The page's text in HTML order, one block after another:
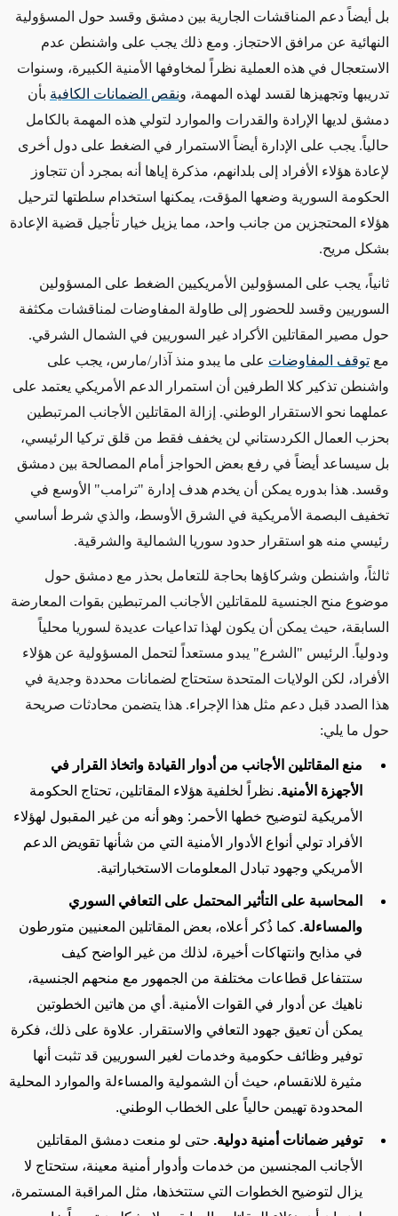
بل أيضاً دعم المناقشات الجارية بين دمشق وقسد حول المسؤولية
النهائية عن مرافق الاحتجاز. ومع ذلك يجب على واشنطن عدم
الاستعجال في هذه العملية نظراً لمخاوفها الأمنية الكبيرة، وسنوات
تدريبها وتجهيزها لقسد لهذه المهمة، ونقص الضمانات الكافية بأن
دمشق لديها الإرادة والقدرات والموارد لتولي هذه المهمة بالكامل
حالياً. يجب على الإدارة أيضاً الاستمرار في الضغط على دول أخرى
لإعادة هؤلاء الأفراد إلى بلدانهم، مذكرة إياها أنه بمجرد أن تتجاوز
الحكومة السورية وضعها المؤقت، يمكنها استخدام سلطتها لترحيل
هؤلاء المحتجزين من جانب واحد، مما يزيل خيار تأجيل قضية الإعادة
بشكل مريح.
ثانياً، يجب على المسؤولين الأمريكيين الضغط على المسؤولين
السوريين وقسد للحضور إلى طاولة المفاوضات لمناقشات مكثفة
حول مصير المقاتلين الأكراد غير السوريين في الشمال الشرقي.
مع توقف المفاوضات على ما يبدو منذ آذار/مارس، يجب على
واشنطن تذكير كلا الطرفين أن استمرار الدعم الأمريكي يعتمد على
عملهما نحو الاستقرار الوطني. إزالة المقاتلين الأجانب المرتبطين
بحزب العمال الكردستاني لن يخفف فقط من قلق تركيا الرئيسي،
بل سيساعد أيضاً في رفع بعض الحواجز أمام المصالحة بين دمشق
وقسد. هذا بدوره يمكن أن يخدم هدف إدارة "ترامب" الأوسع في
تخفيف البصمة الأمريكية في الشرق الأوسط، والذي شرط أساسي
رئيسي منه هو استقرار حدود سوريا الشمالية والشرقية.
ثالثاً، واشنطن وشركاؤها بحاجة للتعامل بحذر مع دمشق حول
موضوع منح الجنسية للمقاتلين الأجانب المرتبطين بقوات المعارضة
السابقة، حيث يمكن أن يكون لهذا تداعيات عديدة لسوريا محلياً
ودولياً. الرئيس "الشرع" يبدو مستعداً لتحمل المسؤولية عن هؤلاء
الأفراد، لكن الولايات المتحدة ستحتاج لضمانات محددة وجدية في
هذا الصدد قبل دعم مثل هذا الإجراء. هذا يتضمن محادثات صريحة
حول ما يلي:
منع المقاتلين الأجانب من أدوار القيادة واتخاذ القرار في
الأجهزة الأمنية. نظراً لخلفية هؤلاء المقاتلين، تحتاج الحكومة
الأمريكية لتوضيح خطها الأحمر: وهو أنه من غير المقبول لهؤلاء
الأفراد تولي أنواع الأدوار الأمنية التي من شأنها تقويض الدعم
الأمريكي وجهود تبادل المعلومات الاستخباراتية.
المحاسبة على التأثير المحتمل على التعافي السوري
والمساءلة. كما ذُكر أعلاه، بعض المقاتلين المعنيين متورطون
في مذابح وانتهاكات أخيرة، لذلك من غير الواضح كيف
ستتفاعل قطاعات مختلفة من الجمهور مع منحهم الجنسية،
ناهيك عن أدوار في القوات الأمنية. أي من هاتين الخطوتين
يمكن أن تعيق جهود التعافي والاستقرار. علاوة على ذلك، فكرة
توفير وظائف حكومية وخدمات لغير السوريين قد تثبت أنها
مثيرة للانقسام، حيث أن الشمولية والمساءلة والموارد المحلية
المحدودة تهيمن حالياً على الخطاب الوطني.
توفير ضمانات أمنية دولية. حتى لو منعت دمشق المقاتلين
الأجانب المجنسين من خدمات وأدوار أمنية معينة، ستحتاج لا
يزال لتوضيح الخطوات التي ستتخذها، مثل المراقبة المستمرة،